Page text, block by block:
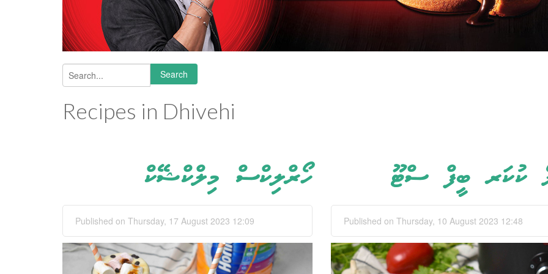
Search form
Search
Recipes in Dhivehi
ހޯރްލިކްސް މިލްކްޝޭކް
Published on Thursday, 17 August 2023 12:09
ކުކަރ ބީފް ސްޓޫ
Published on Thursday, 10 August 2023 12:48